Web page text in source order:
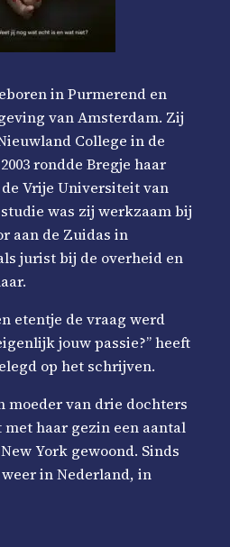
in Purmerend en
van Amsterdam. Zij
College in de
rondde Bregje haar
Vrije Universiteit van
was zij werkzaam bij
aan de Zuidas in
jurist bij de overheid en
etentje de vraag werd
jouw passie?” heeft
op het schrijven.
moeder van drie dochters
met haar gezin een aantal
York gewoond. Sinds
in Nederland, in